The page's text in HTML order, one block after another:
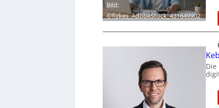
Bild:
©fizkes_AdobeStock_431649902